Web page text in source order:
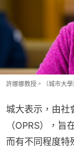
許娜娜教授。（城市大學
城大表示，由社
（OPRS），
而有不同程度特